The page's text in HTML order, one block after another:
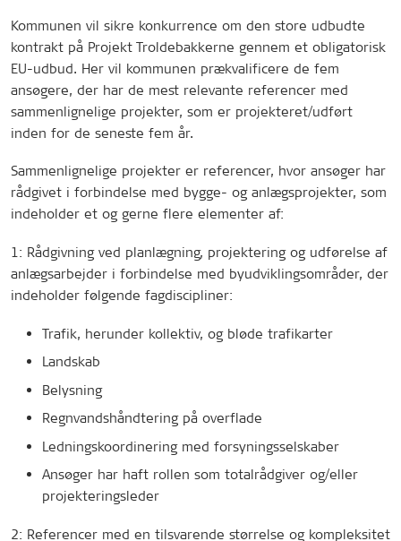
Kommunen vil sikre konkurrence om den store udbudte
kontrakt på Projekt Troldebakkerne gennem et obligatorisk
EU-udbud. Her vil kommunen prækvalificere de fem
ansøgere, der har de mest relevante referencer med
sammenlignelige projekter, som er projekteret/udført
inden for de seneste fem år.
Sammenlignelige projekter er referencer, hvor ansøger har
rådgivet i forbindelse med bygge- og anlægsprojekter, som
indeholder et og gerne flere elementer af:
1: Rådgivning ved planlægning, projektering og udførelse af
anlægsarbejder i forbindelse med byudviklingsområder, der
indeholder følgende fagdiscipliner:
Trafik, herunder kollektiv, og bløde trafikarter
Landskab
Belysning
Regnvandshåndtering på overflade
Ledningskoordinering med forsyningsselskaber
Ansøger har haft rollen som totalrådgiver og/eller
projekteringsleder
2: Referencer med en tilsvarende størrelse og kompleksitet